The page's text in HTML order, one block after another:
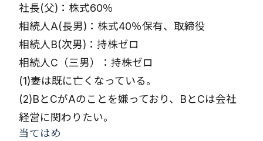
社長(父)：株式60％
相続人A(長男)：株式40％保有、取締役
相続人B(次男)：持株ゼロ
相続人C（三男）：持株ゼロ
(1)妻は既に亡くなっている。
(2)BとCがAのことを嫌っており、BとCは会社
経営に関わりたい。
当てはめ